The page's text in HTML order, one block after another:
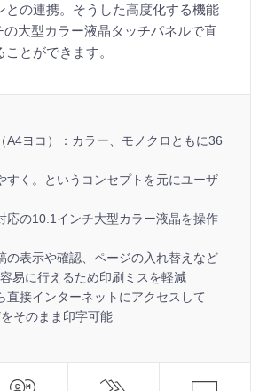
との連携。そうした高度化する機能
の大型カラー液晶タッチパネルで直
とができます。
A4ヨコ）：カラー、モノクロともに36
すく。というコンセプトを元にユーザ
応の10.1インチ大型カラー液晶を操作
の表示や確認、ページの入れ替えなど
易に行えるため印刷ミスを軽減
直接インターネットにアクセスして
そのまま印字可能